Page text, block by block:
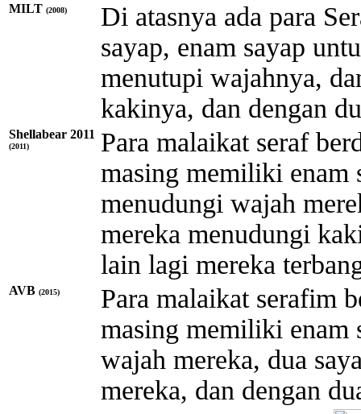
MILT (2008)
Di atasnya ada para
sayap, enam sayap
menutupi wajahnya,
kakinya, dan dengan
Shellabear 2011
(2011)
Para malaikat seraf
masing memiliki enam
menudungi wajah
mereka menudungi
lain lagi mereka
AVB (2015)
Para malaikat serafim
masing memiliki enam
wajah mereka, dua
mereka, dan dengan